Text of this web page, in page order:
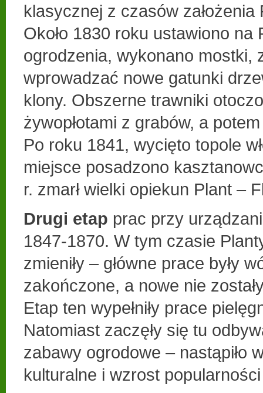
klasycznej z czasów założenia
Około 1830 roku ustawiono na
ogrodzenia, wykonano mostki,
wprowadzać nowe gatunki
klony. Obszerne trawniki
żywopłotami z grabów, a
Po roku 1841, wycięto topole
miejsce posadzono
r. zmarł wielki opiekun Plant –
Drugi etap prac przy
1847-1870. W tym czasie
zmieniły – główne prace były
zakończone, a nowe nie
Etap ten wypełniły prace
Natomiast zaczęły się tu
zabawy ogrodowe – nastąpiło
kulturalne i wzrost